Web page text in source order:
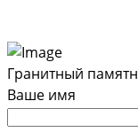
Гранитный
Ваше имя